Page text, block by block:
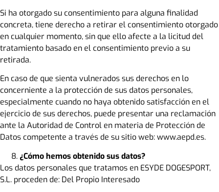
Si ha otorgado su consentimiento para alguna finalidad
concreta, tiene derecho a retirar el consentimiento otorgado
en cualquier momento, sin que ello afecte a la licitud del
tratamiento basado en el consentimiento previo a su
retirada.
En caso de que sienta vulnerados sus derechos en lo
concerniente a la protección de sus datos personales,
especialmente cuando no haya obtenido satisfacción en el
ejercicio de sus derechos, puede presentar una reclamación
ante la Autoridad de Control en materia de Protección de
Datos competente a través de su sitio web: www.aepd.es.
¿Cómo hemos obtenido sus datos?
Los datos personales que tratamos en ESYDE DOGESPORT,
S.L. proceden de: Del Propio Interesado